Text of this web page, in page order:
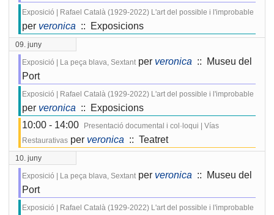
Exposició | Rafael Català (1929-2022) L'art del possible i l'improbable
per veronica :: Exposicions
09. juny
Exposició | La peça blava, Sextant per veronica :: Museu del
Port
Exposició | Rafael Català (1929-2022) L'art del possible i l'improbable
per veronica :: Exposicions
10:00 - 14:00
Presentació documental i col·loqui | Vías
Restaurativas per veronica :: Teatret
10. juny
Exposició | La peça blava, Sextant per veronica :: Museu del
Port
Exposició | Rafael Català (1929-2022) L'art del possible i l'improbable